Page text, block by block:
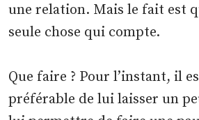
une relation. Mais le fait est
seule chose qui compte.
Que faire ? Pour l’instant, il
préférable de lui laisser un